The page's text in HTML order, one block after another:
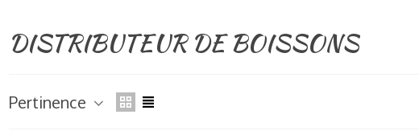
DISTRIBUTEUR DE BOISSONS
Pertinence